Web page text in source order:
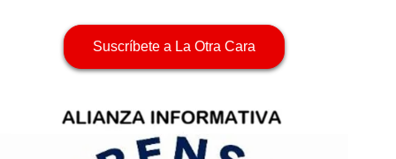
Suscríbete a La Otra Cara